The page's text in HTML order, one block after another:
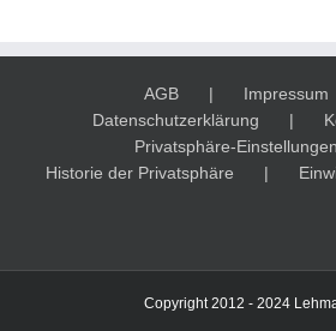
AGB
Impressum
Datenschutzerklärung
Privatsphäre-Einstellungen
Historie der Privatsphäre
Copyright 2012 - 2024